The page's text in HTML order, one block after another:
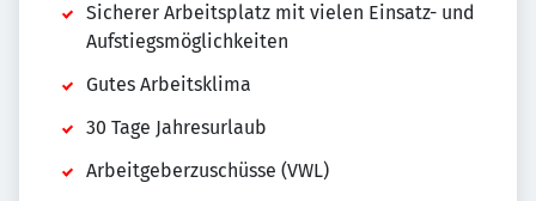
Sicherer Arbeitsplatz mit vielen Einsatz- und
Aufstiegsmöglichkeiten
Gutes Arbeitsklima
30 Tage Jahresurlaub
Arbeitgeberzuschüsse (VWL)